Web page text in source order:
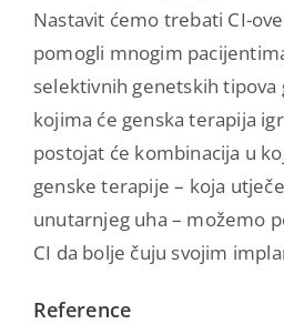
Nastavit ćemo trebati CI-
pomogli mnogim
selektivnih genetskih tipova
kojima će genska terapija
postojat će kombinacija u
genske terapije – koja
unutarnjeg uha – možemo
CI da bolje čuju svojim
Reference